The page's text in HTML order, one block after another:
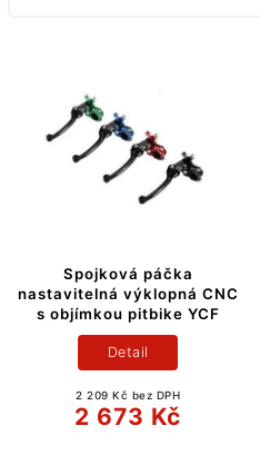
Spojková páčka
nastavitelná výklopná CNC
s objímkou pitbike YCF
2 209 Kč bez DPH
2 673 Kč
Detail